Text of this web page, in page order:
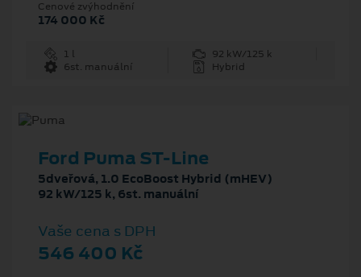
Cenové zvýhodnění
174 000 Kč
1 l
92 kW/125 k
6st. manuální
Hybrid
Ford Puma ST-Line
5dveřová, 1.0 EcoBoost Hybrid (mHEV)
92 kW/125 k, 6st. manuální
Vaše cena s DPH
546 400 Kč